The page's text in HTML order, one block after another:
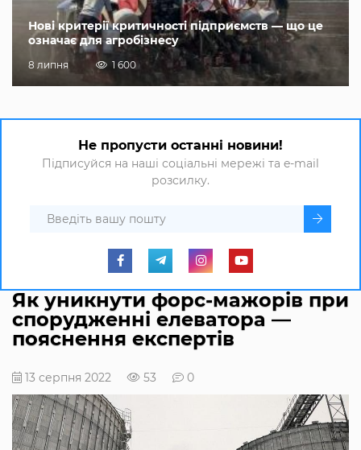
Нові критерії критичності підприємств — що це
означає для агробізнесу
8 липня 1 600
Не пропусти останні новини!
Підписуйся на наші соціальні мережі та e-mail
розсилку.
Як уникнути форс-мажорів при
спорудженні елеватора —
пояснення експертів
13 серпня 2022 53 0